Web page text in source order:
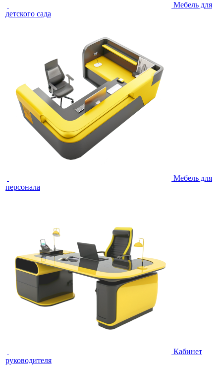
Мебель для
детского сада
Мебель для
персонала
Кабинет
руководителя